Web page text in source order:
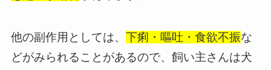
他の副作用としては、 下痢・嘔吐・食欲不振な
どがみられることがあるので、飼い主さんは犬